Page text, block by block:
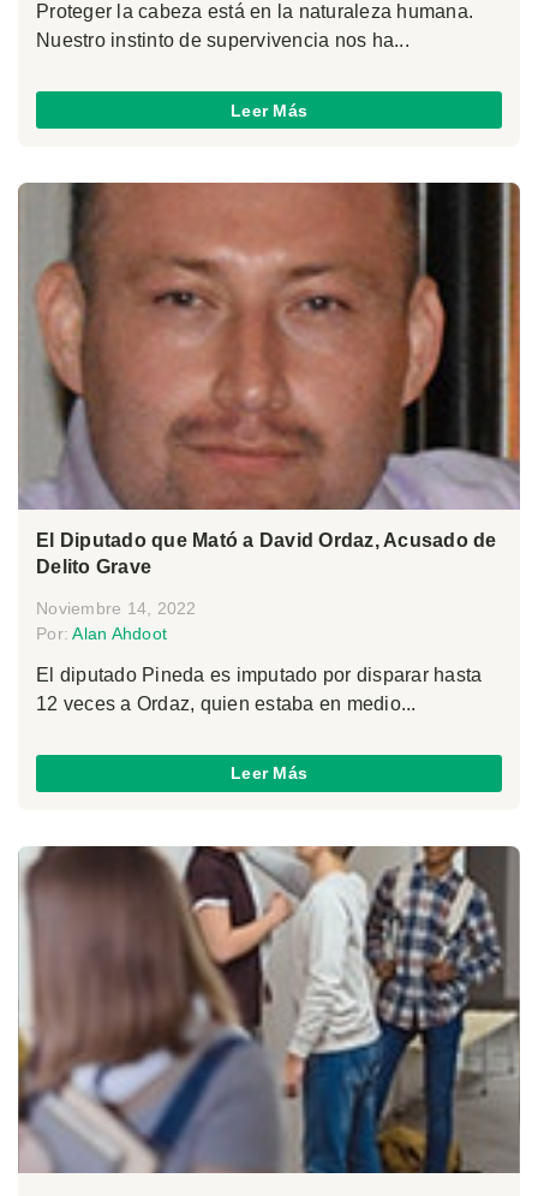
Proteger la cabeza está en la naturaleza humana.
Nuestro instinto de supervivencia nos ha...
Leer Más
El Diputado que Mató a David Ordaz, Acusado de
Delito Grave
Noviembre 14, 2022
Por:Alan Ahdoot
El diputado Pineda es imputado por disparar hasta
12 veces a Ordaz, quien estaba en medio...
Leer Más